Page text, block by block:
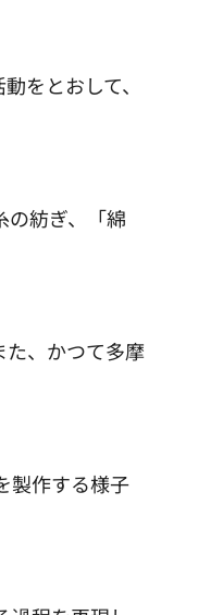
をとおして、
の紡ぎ、「綿
た、かつて多摩
製作する様子